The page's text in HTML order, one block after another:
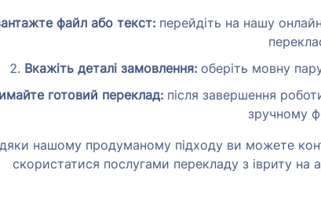
файл або текст: перейдіть на нашу
Вкажіть деталі замовлення: оберіть мовну
готовий переклад:після завершення
зручному
нашому продуманому підходу ви можете
скористатися послугами перекладу з івриту на